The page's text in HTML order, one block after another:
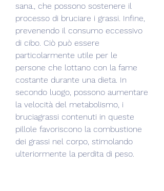
sana., che possono sostenere il
processo di bruciare i grassi. Infine,
prevenendo il consumo eccessivo
di cibo. Ciò può essere
particolarmente utile per le
persone che lottano con la fame
costante durante una dieta. In
secondo luogo, possono aumentare
la velocità del metabolismo, i
bruciagrassi contenuti in queste
pillole favoriscono la combustione
dei grassi nel corpo, stimolando
ulteriormente la perdita di peso.